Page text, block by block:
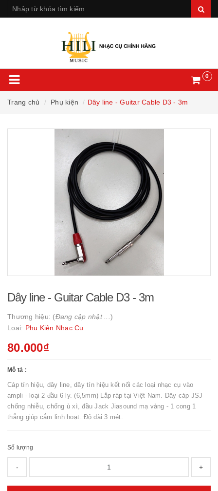
0
Trang chủ Phụ kiện Dây line - Guitar Cable D3 - 3m
Dây line - Guitar Cable D3 - 3m
Thương hiệu: (Đang cập nhật ... )
Loại: Phụ Kiện Nhạc Cụ
80.000₫
Mô tả :
Cáp tín hiệu, dây line, dây tín hiệu kết nối các loại nhạc cụ vào
ampli - loại 2 đầu 6 ly. (6,5mm) Lắp ráp tại Việt Nam. Dây cáp JSJ
chống nhiễu, chống ù xì, đầu Jack Jiasound mạ vàng - 1 cong 1
thẳng giúp cắm linh hoạt. Độ dài 3 mét.
Số lượng
- +